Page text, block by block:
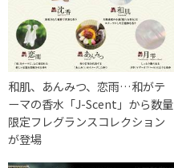
和肌、あんみつ、恋雨…和がテ
ーマの香水「J-Scent」から数量
限定フレグランスコレクション
が登場